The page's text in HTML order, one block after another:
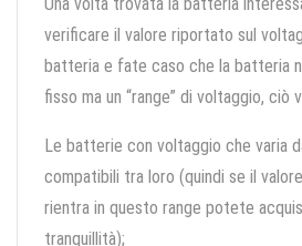
Una volta trovata la batteria
verificare il valore riportato sul
batteria e fate caso che la batteria
fisso ma un “range” di voltaggio, ciò
Le batterie con voltaggio che varia
compatibili tra loro (quindi se il
rientra in questo range potete
tranquillità);